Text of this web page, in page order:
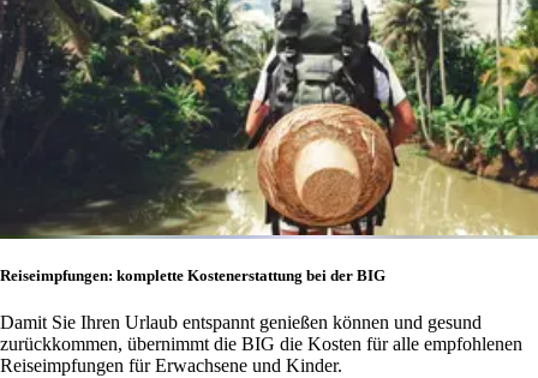
Reiseimpfungen: komplette Kostenerstattung bei der BIG
Damit Sie Ihren Urlaub entspannt genießen können und gesund
zurückkommen, übernimmt die BIG die Kosten für alle empfohlenen
Reiseimpfungen für Erwachsene und Kinder.